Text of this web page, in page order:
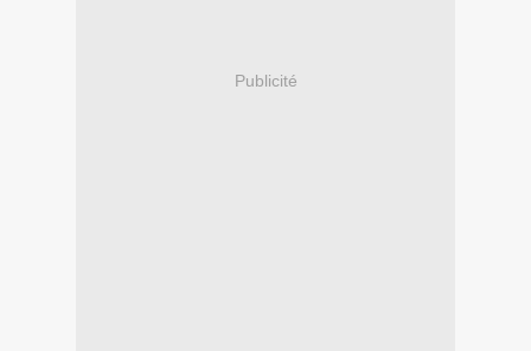
Publicité